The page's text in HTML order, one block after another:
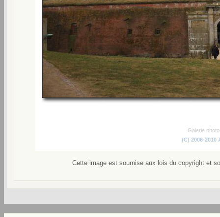
Galerie
(C) 2006-2010
Cette image est soumise aux lois du copyright et